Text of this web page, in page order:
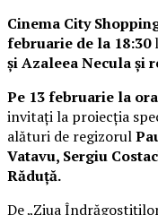
Cinema City
februarie de la 18:30
și Azaleea Necula și
Pe 13 februarie la
invitați la proiecția
alături de regizorul
Vatavu, Sergiu
Răduță.
De „Ziua